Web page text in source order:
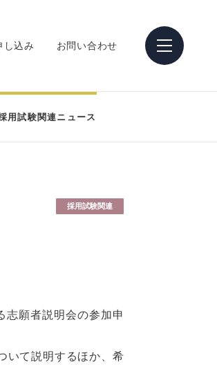
し込み お問い合わせ
用試験関連ニュース
採用試験関連
願者説明会の参加申
いて説明するほか、希